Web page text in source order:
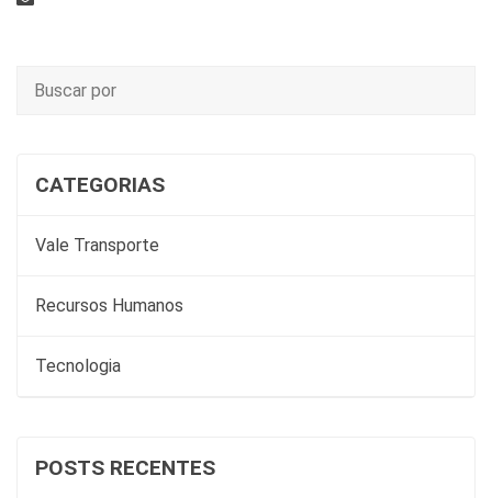
CATEGORIAS
Vale Transporte
Recursos Humanos
Tecnologia
POSTS RECENTES